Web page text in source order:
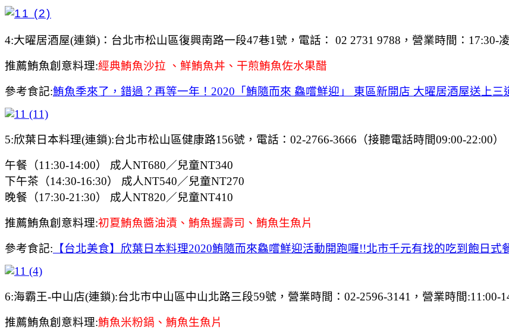
4:大曜居酒屋(連鎖)：台北市松山區復興南路一段47巷1號，電話： 02 2731 9788，營業時間：17:30-
推薦鮪魚創意料理:經典鮪魚沙拉 、鮮鮪魚丼、干煎鮪魚佐水果醋
參考食記:鮪魚季來了，錯過？再等一年！2020「鮪隨而來 鱻嚐鮮迎」 東區新開店 大曜居酒屋送上三
5:欣葉日本料理(連鎖):台北市松山區健康路156號，電話：02-2766-3666（接聽電話時間09:00-22:00）
午餐（11:30-14:00） 成人NT680／兒童NT340
下午茶（14:30-16:30） 成人NT540／兒童NT270
晚餐（17:30-21:30） 成人NT820／兒童NT410
推薦鮪魚創意料理:初夏鮪魚醬油漬、鮪魚握壽司、鮪魚生魚片
參考食記: 【台北美食】欣葉日本料理2020鮪隨而來鱻嚐鮮迎活動開跑囉!!北市千元有找的吃到飽日式
6:海霸王-中山店(連鎖):台北市中山區中山北路三段59號，營業時間：02-2596-3141，營業時間:11:00-
推薦鮪魚創意料理:鮪魚米粉鍋、鮪魚生魚片